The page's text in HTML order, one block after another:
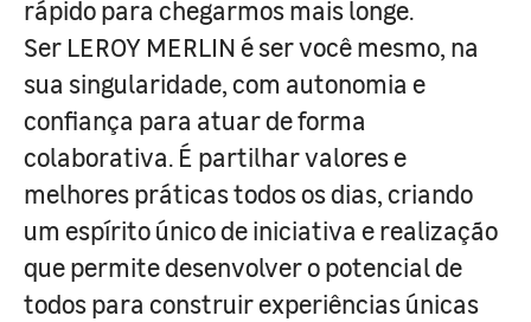
rápido para chegarmos mais longe.
Ser LEROY MERLIN é ser você mesmo, na
sua singularidade, com autonomia e
confiança para atuar de forma
colaborativa. É partilhar valores e
melhores práticas todos os dias, criando
um espírito único de iniciativa e realização
que permite desenvolver o potencial de
todos para construir experiências únicas